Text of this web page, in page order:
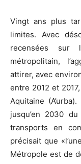
Vingt ans plus
limites. Avec
recensées sur
métropolitain,
attirer, avec
entre 2012 et
Aquitaine
jusqu’en 2030
transports en
précisait que
Métropole est de